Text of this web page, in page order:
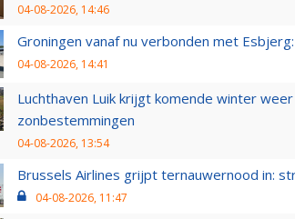
04-08-2026, 14:46
Groningen vanaf nu verbonden met
04-08-2026, 14:41
Luchthaven Luik krijgt komende winter
zonbestemmingen
04-08-2026, 13:54
Brussels Airlines grijpt ternauwernood in:
04-08-2026, 11:47